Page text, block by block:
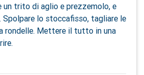
trito di aglio e prezzemolo, e
Spolpare lo stoccafisso, tagliare le
rondelle. Mettere il tutto in una